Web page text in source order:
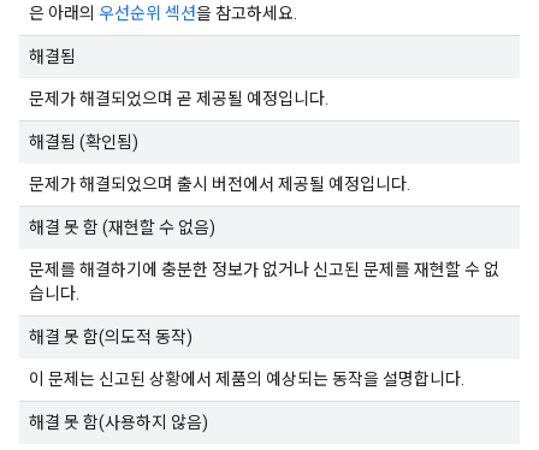
은 아래의 우선순위 섹션을 참고하세요.
해결됨
문제가 해결되었으며 곧 제공될 예정입니다.
해결됨 (확인됨)
문제가 해결되었으며 출시 버전에서 제공될 예정입니다.
해결 못 함 (재현할 수 없음)
문제를 해결하기에 충분한 정보가 없거나 신고된 문제를 재현할 수 없
습니다.
해결 못 함(의도적 동작)
이 문제는 신고된 상황에서 제품의 예상되는 동작을 설명합니다.
해결 못 함(사용하지 않음)